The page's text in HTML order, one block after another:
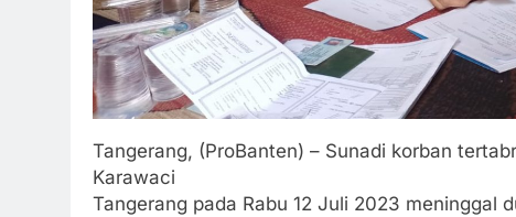
Tangerang, (ProBanten) – Sunadi korban
Karawaci
Tangerang pada Rabu 12 Juli 2023 meninggal